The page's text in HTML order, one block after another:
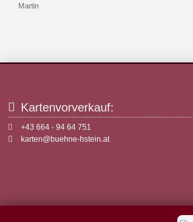
Martin
Kartenvorverkauf:
+43 664 - 94 64 751
karten@buehne-hstein.at